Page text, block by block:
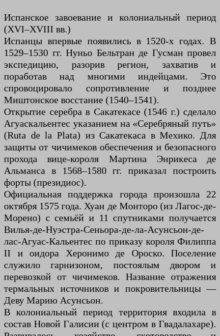
Испанское завоевание и колониальный период
(XVI–XVIII вв.)
Испанцы впервые появились в 1520-х годах. В
1529–1530 гг. Нуньо Бельтран де Гусман провел
экспедицию, разорив регион, захватив и
поработав над многими индейцами. Это
спровоцировало сопротивление и позднее
Миштонское восстание (1540–1541).
Открытие серебра в Сакатекасе (1546 г.) сделало
Агуаскальентес указанием на «Серебряный путь»
(Ruta de la Plata) из Сакатекаса в Мехико. Для
защиты от чичимеков обеспечения и безопасного
прохода вице-короля Мартина Энрикеса де
Альманса в 1568–1580 гг. приказал построить
форты (президиос).
Официальная поддержка города произошла 22
октября 1575 года. Хуан де Монторо (из Лагос-де-
Морено) с семьёй и 11 спутниками получается
Вилья-де-Нуэстра-Сеньора-де-ла-Асунсьон-де-
лас-Агуас-Кальентес по приказу короля Филиппа
II и оидора Херонимо де Ороско. Поселение
служило гарнизоном, постоялым двором и
перевозкой от чичимеков. Название отражения
термальных источников и покровительницы —
Деву Марию Асунсьон.
В колониальный период территория входила в
состав Новой Галисии (с центром в Гвадалахаре).